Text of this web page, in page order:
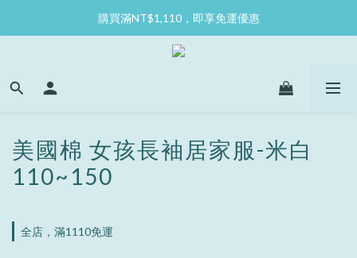
購買滿NT$1,110，即享免運優惠
美國棉 女孩長袖居家服-米白
110~150
全店，滿1110免運